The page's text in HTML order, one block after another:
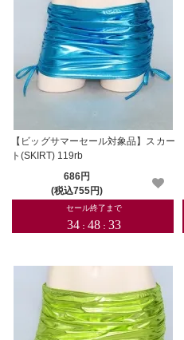
【ビッグサマーセール対象品】スカー
ト(SKIRT) 119rb
686円
(税込755円)